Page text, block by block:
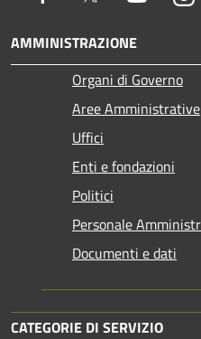
AMMINISTRAZIONE
Organi di Governo
Aree Amministrative
Uffici
Enti e fondazioni
Politici
Personale
Documenti e dati
CATEGORIE DI SERVIZIO